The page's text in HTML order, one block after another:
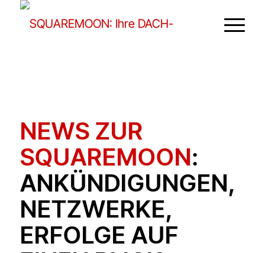
NEWS ZUR
SQUAREMOON:
ANKÜNDIGUNGEN,
NETZWERKE,
ERFOLGE AUF